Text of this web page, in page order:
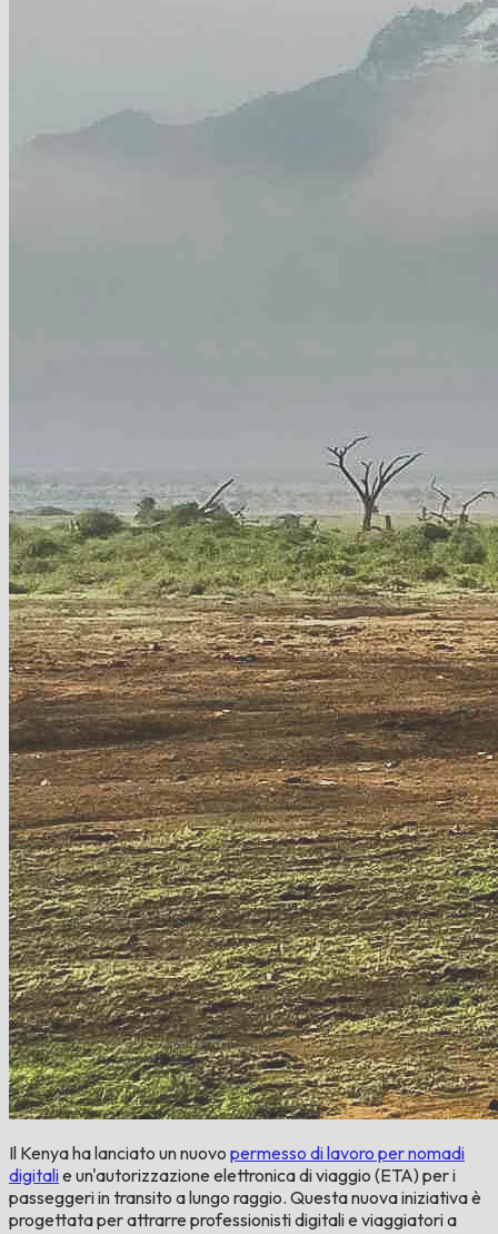
Il Kenya ha lanciato un nuovo permesso di lavoro per nomadi
digitalie un'autorizzazione elettronica di viaggio (ETA) per i
passeggeri in transito a lungo raggio. Questa nuova iniziativa è
progettata per attrarre professionisti digitali e viaggiatori a